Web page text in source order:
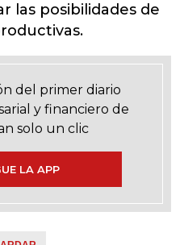
las posibilidades de
del primer diario
y financiero de
solo un clic
LA APP